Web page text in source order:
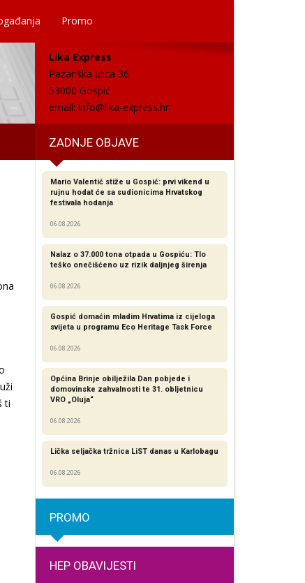
Promo
Lika Express
Pazariška ulica 36
53000 Gospić
email: info@lika-express.hr
ZADNJE OBJAVE
ti
Mario Valentić stiže u Gospić: prvi vikend u
rujnu hodat će sa sudionicima Hrvatskog
festivala hodanja
06.08.2026
Nalaz o 37.000 tona otpada u Gospiću: Tlo
teško onečišćeno uz rizik daljnjeg širenja
06.08.2026
Gospić domaćin mladim Hrvatima iz cijeloga
svijeta u programu Eco Heritage Task Force
06.08.2026
Općina Brinje obilježila Dan pobjede i
domovinske zahvalnosti te 31. obljetnicu
VRO „Oluja“
06.08.2026
Lička seljačka tržnica LiST danas u Karlobagu
06.08.2026
PROMO
HEP OBAVIJESTI